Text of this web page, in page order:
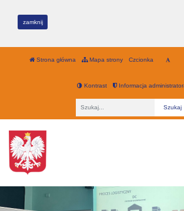
zamknij
Strona główna Mapa strony Czcionka
Kontrast Informacja